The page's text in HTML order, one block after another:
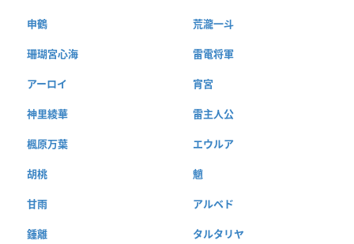
申鶴 荒瀧一斗
珊瑚宮心海 雷電将軍
アーロイ 宵宮
神里綾華 雷主人公
楓原万葉 エウルア
胡桃 魈
甘雨 アルベド
鍾離 タルタリヤ